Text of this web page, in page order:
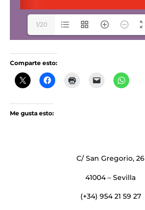
1/20
Comparte esto:
Me gusta esto:
C/ San Gregorio, 26
41004 – Sevilla
(+34) 954 21 59 27